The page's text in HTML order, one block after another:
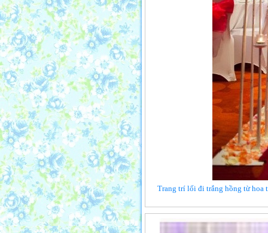
Trang trí lối đi trắng hồng từ hoa